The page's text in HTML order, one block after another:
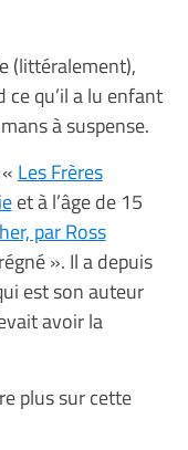
(littéralement),
qu’il a lu enfant
à suspense.
Les Frères
et à l’âge de 15
par Ross
». Il a depuis
est son auteur
avoir la
plus sur cette